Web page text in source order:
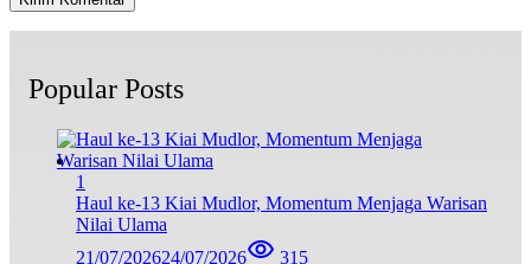
Popular Posts
1
Haul ke-13 Kiai Mudlor, Momentum Menjaga Warisan
Nilai Ulama
21/07/202624/07/2026 315